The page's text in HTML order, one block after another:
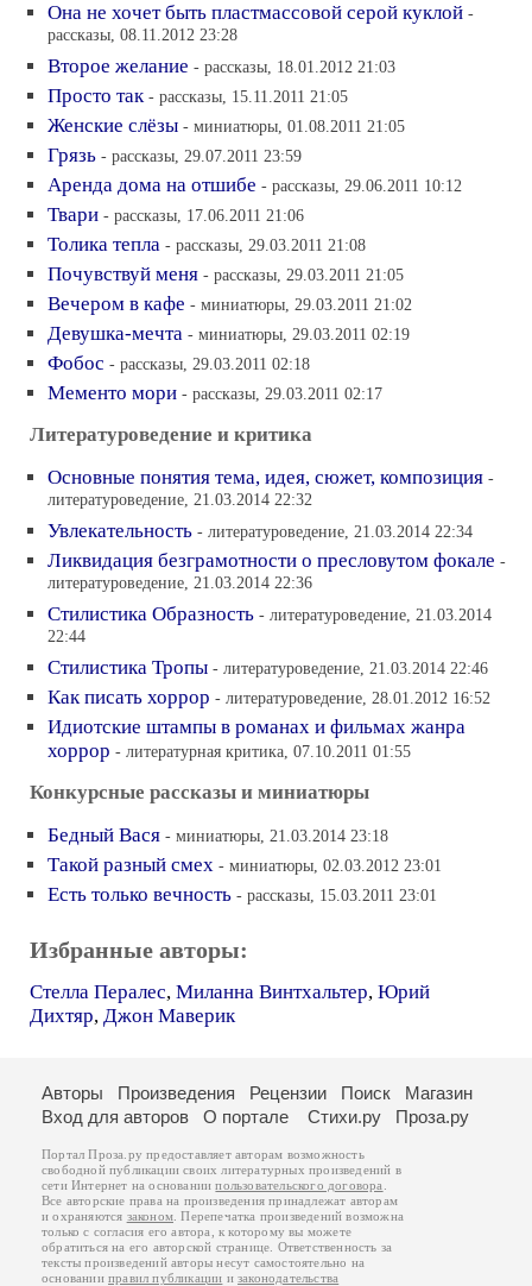
Она не хочет быть пластмассовой серой куклой -
рассказы, 08.11.2012 23:28
Второе желание - рассказы, 18.01.2012 21:03
Просто так - рассказы, 15.11.2011 21:05
Женские слёзы - миниатюры, 01.08.2011 21:05
Грязь - рассказы, 29.07.2011 23:59
Аренда дома на отшибе - рассказы, 29.06.2011 10:12
Твари - рассказы, 17.06.2011 21:06
Толика тепла - рассказы, 29.03.2011 21:08
Почувствуй меня - рассказы, 29.03.2011 21:05
Вечером в кафе - миниатюры, 29.03.2011 21:02
Девушка-мечта - миниатюры, 29.03.2011 02:19
Фобос - рассказы, 29.03.2011 02:18
Мементо мори - рассказы, 29.03.2011 02:17
Литературоведение и критика
Основные понятия тема, идея, сюжет, композиция -
литературоведение, 21.03.2014 22:32
Увлекательность - литературоведение, 21.03.2014 22:34
Ликвидация безграмотности о пресловутом фокале -
литературоведение, 21.03.2014 22:36
Стилистика Образность - литературоведение, 21.03.2014
22:44
Стилистика Тропы - литературоведение, 21.03.2014 22:46
Как писать хоррор - литературоведение, 28.01.2012 16:52
Идиотские штампы в романах и фильмах жанра
хоррор - литературная критика, 07.10.2011 01:55
Конкурсные рассказы и миниатюры
Бедный Вася - миниатюры, 21.03.2014 23:18
Такой разный смех - миниатюры, 02.03.2012 23:01
Есть только вечность - рассказы, 15.03.2011 23:01
Избранные авторы:
Стелла Пералес, Миланна Винтхальтер, Юрий
Дихтяр, Джон Маверик
Авторы Произведения Рецензии Поиск
Магазин
Вход для авторов
О портале Стихи.ру Проза.ру
Портал Проза.ру предоставляет авторам возможность
свободной публикации своих литературных произведений в
сети Интернет на основаниипользовательского договора
Все авторские права на произведения принадлежат авторам
и охраняются законом . Перепечатка произведений возможна
только с согласия его автора, к которому вы можете
обратиться на его авторской странице. Ответственность за
тексты произведений авторы несут самостоятельно на
основанииправил публикации изаконодательства